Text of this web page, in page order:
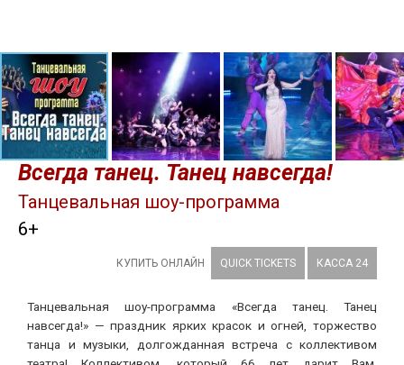
Всегда танец. Танец навсегда!
Танцевальная шоу-программа
6+
КУПИТЬ ОНЛАЙН QUICK TICKETS КАССА 24
Танцевальная шоу-программа «Всегда танец. Танец
навсегда!» — праздник ярких красок и огней, торжество
танца и музыки, долгожданная встреча с коллективом